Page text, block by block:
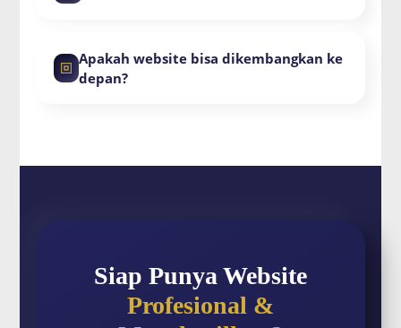
Apakah website bisa dikembangkan ke
depan?
Siap Punya Website
Profesional &